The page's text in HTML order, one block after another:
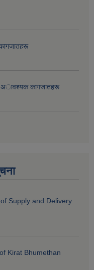
कागजातहरू
अावश्यक कागजातहरू
Supply and Delivery
Kirat Bhumethan